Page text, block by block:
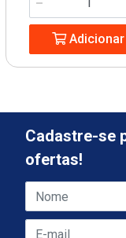
Adicionar
Cadastre-se
ofertas!